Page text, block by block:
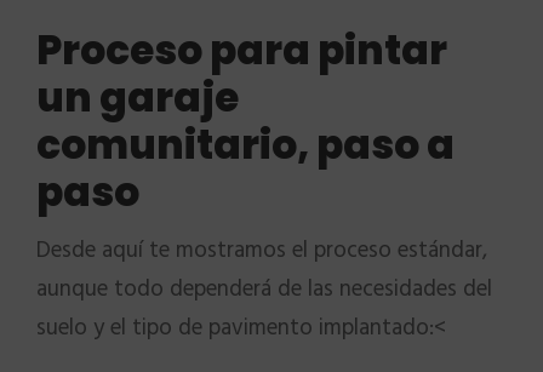
Proceso para pintar
un garaje
comunitario, paso a
paso
Desde aquí te mostramos el proceso estándar,
aunque todo dependerá de las necesidades del
suelo y el tipo de pavimento implantado:<